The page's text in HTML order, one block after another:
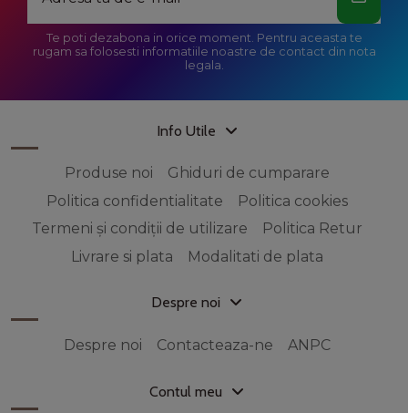
Te poti dezabona in orice moment. Pentru aceasta te
rugam sa folosesti informatiile noastre de contact din nota
legala.
Info Utile
Produse noi
Ghiduri de cumparare
Politica confidentialitate
Politica cookies
Termeni și condiții de utilizare
Politica Retur
Livrare si plata
Modalitati de plata
Despre noi
Despre noi Contacteaza-ne ANPC
Contul meu